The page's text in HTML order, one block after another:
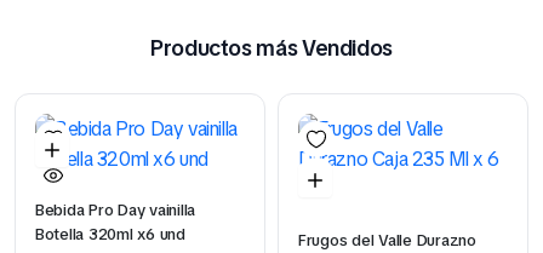
Productos más Vendidos
Bebida Pro Day vainilla
Botella 320ml x6 und
Frugos del Valle Durazno